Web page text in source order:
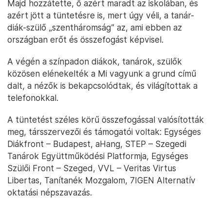
Majd hozzátette, ő azért maradt az iskolában, és
azért jött a tüntetésre is, mert úgy véli, a tanár-
diák-szülő „szentháromság” az, ami ebben az
országban erőt és összefogást képvisel.
A végén a színpadon diákok, tanárok, szülők
közösen elénekelték a Mi vagyunk a grund című
dalt, a nézők is bekapcsolódtak, és világítottak a
telefonokkal.
A tüntetést széles körű összefogással valósították
meg, társszervezői és támogatói voltak: Egységes
Diákfront – Budapest, aHang, STEP – Szegedi
Tanárok Együttműködési Platformja, Egységes
Szülői Front – Szeged, VVL – Veritas Virtus
Libertas, Tanítanék Mozgalom, 7IGEN Alternatív
oktatási népszavazás.